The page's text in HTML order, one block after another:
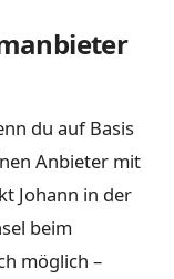
du auf Basis
Anbieter mit
Johann in der
beim
möglich –